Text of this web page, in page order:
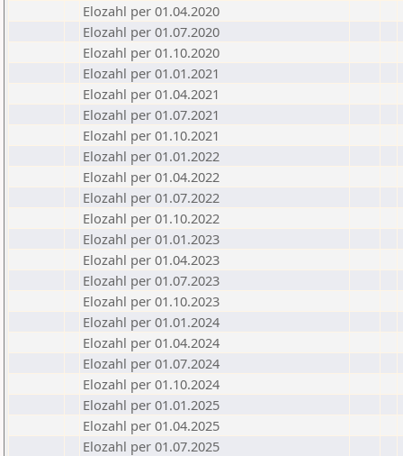
Elozahl per 01.04.2020
Elozahl per 01.07.2020
Elozahl per 01.10.2020
Elozahl per 01.01.2021
Elozahl per 01.04.2021
Elozahl per 01.07.2021
Elozahl per 01.10.2021
Elozahl per 01.01.2022
Elozahl per 01.04.2022
Elozahl per 01.07.2022
Elozahl per 01.10.2022
Elozahl per 01.01.2023
Elozahl per 01.04.2023
Elozahl per 01.07.2023
Elozahl per 01.10.2023
Elozahl per 01.01.2024
Elozahl per 01.04.2024
Elozahl per 01.07.2024
Elozahl per 01.10.2024
Elozahl per 01.01.2025
Elozahl per 01.04.2025
Elozahl per 01.07.2025